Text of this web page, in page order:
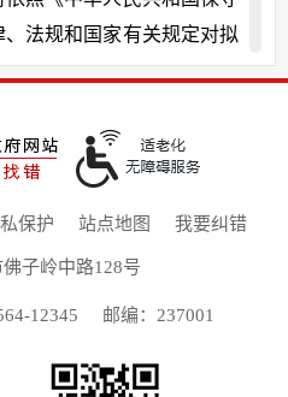
法规和国家有关规定对拟
安调查队办公室；办公地
际广场10楼南区；办公时
17:30，节假日除外。；
开申请应当真实载明下列
保护 站点地图 我要纠错
子岭中路128号
12345 邮编：237001